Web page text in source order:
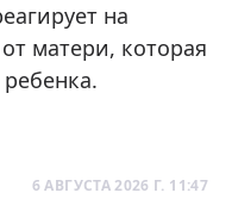
на
матери, которая
6 АВГУСТА 2026 Г. 11:47